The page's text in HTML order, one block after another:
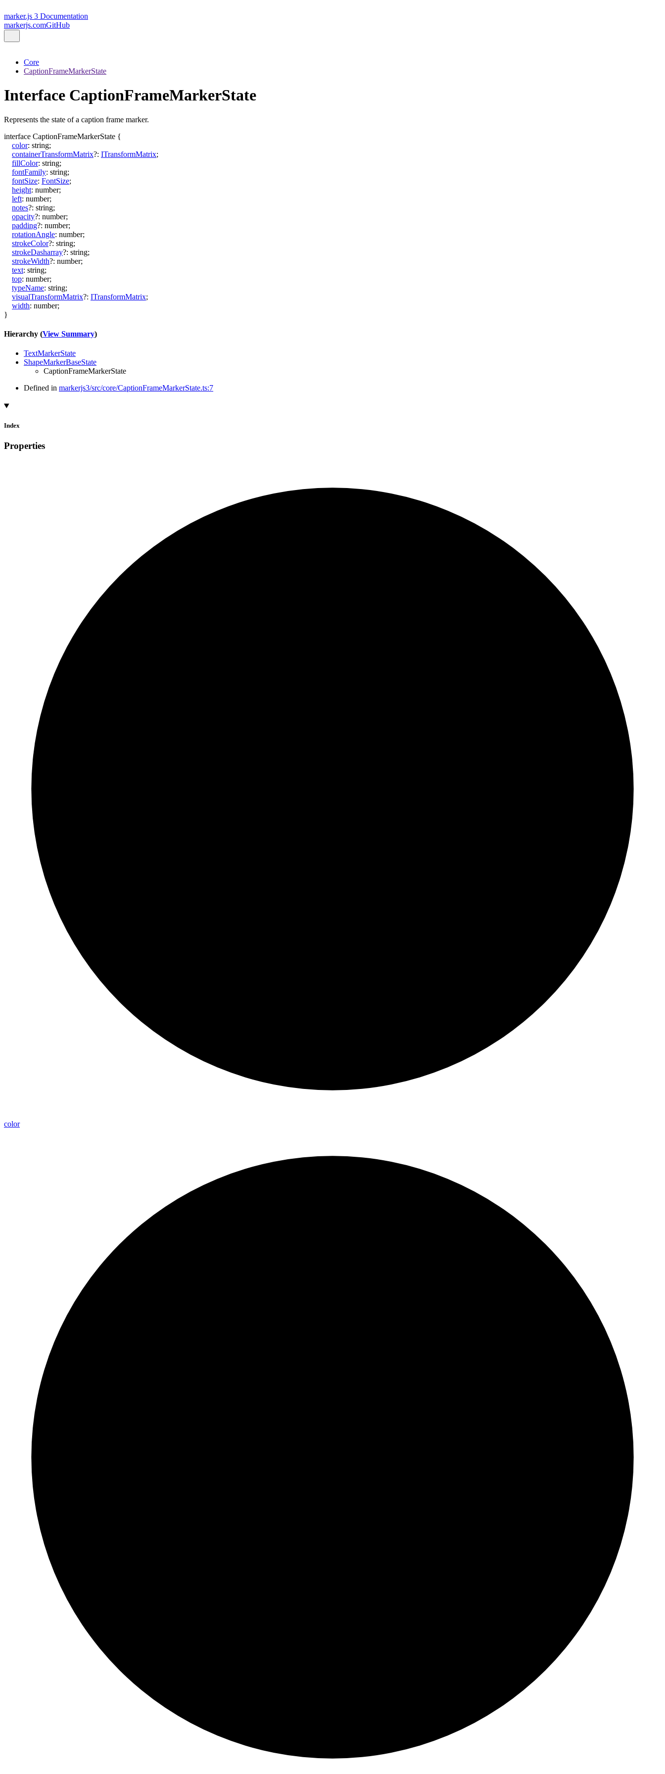
marker.js 3 Documentation
markerjs.comGitHub
Core
CaptionFrameMarkerState
Interface CaptionFrameMarkerState
Represents the state of a caption frame marker.
interface CaptionFrameMarkerState {
color: string;
containerTransformMatrix?: ITransformMatrix;
fillColor: string;
fontFamily: string;
fontSize: FontSize;
height: number;
left: number;
notes?: string;
opacity?: number;
padding?: number;
rotationAngle: number;
strokeColor?: string;
strokeDasharray?: string;
strokeWidth?: number;
text: string;
top: number;
typeName: string;
visualTransformMatrix?: ITransformMatrix;
width: number;
}
Hierarchy (View Summary)
TextMarkerState
ShapeMarkerBaseState
CaptionFrameMarkerState
Defined in markerjs3/src/core/CaptionFrameMarkerState.ts:7
Index
Properties
color